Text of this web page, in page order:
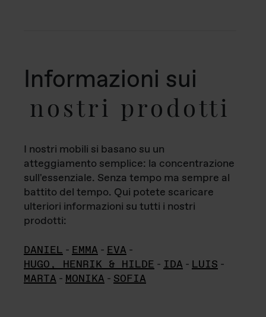
Informazioni sui
nostri prodotti
I nostri mobili si basano su un
atteggiamento semplice: la concentrazione
sull'essenziale. Senza tempo ma sempre al
battito del tempo. Qui potete scaricare
ulteriori informazioni su tutti i nostri
prodotti:
DANIEL - EMMA - EVA -
HUGO, HENRIK & HILDE - IDA - LUIS -
MARTA - MONIKA - SOFIA